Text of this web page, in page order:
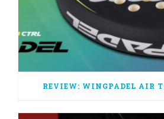
REVIEW: WINGPADEL AIR